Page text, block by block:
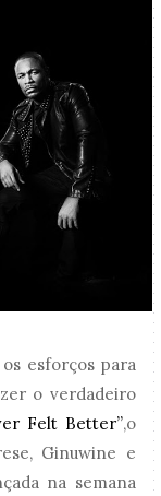
esforços para
o verdadeiro
Felt Better”,o
Ginuwine e
na semana